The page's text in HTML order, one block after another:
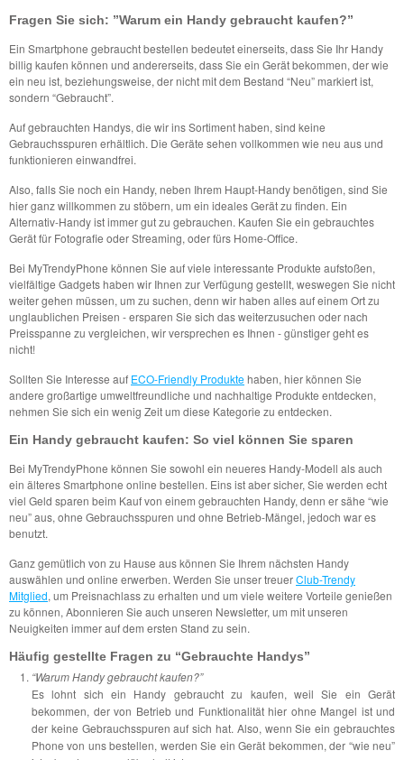
Fragen Sie sich: ”Warum ein Handy gebraucht kaufen?”
Ein Smartphone gebraucht bestellen bedeutet einerseits, dass Sie Ihr Handy
billig kaufen können und andererseits, dass Sie ein Gerät bekommen, der wie
ein neu ist, beziehungsweise, der nicht mit dem Bestand “Neu” markiert ist,
sondern “Gebraucht”.
Auf gebrauchten Handys, die wir ins Sortiment haben, sind keine
Gebrauchsspuren erhältlich. Die Geräte sehen vollkommen wie neu aus und
funktionieren einwandfrei.
Also, falls Sie noch ein Handy, neben Ihrem Haupt-Handy benötigen, sind Sie
hier ganz willkommen zu stöbern, um ein ideales Gerät zu finden. Ein
Alternativ-Handy ist immer gut zu gebrauchen. Kaufen Sie ein gebrauchtes
Gerät für Fotografie oder Streaming, oder fürs Home-Office.
Bei MyTrendyPhone können Sie auf viele interessante Produkte aufstoßen,
vielfältige Gadgets haben wir Ihnen zur Verfügung gestellt, weswegen Sie nicht
weiter gehen müssen, um zu suchen, denn wir haben alles auf einem Ort zu
unglaublichen Preisen - ersparen Sie sich das weiterzusuchen oder nach
Preisspanne zu vergleichen, wir versprechen es Ihnen - günstiger geht es
nicht!
Sollten Sie Interesse auf ECO-Friendly Produktehaben, hier können Sie
andere großartige umweltfreundliche und nachhaltige Produkte entdecken,
nehmen Sie sich ein wenig Zeit um diese Kategorie zu entdecken.
Ein Handy gebraucht kaufen: So viel können Sie sparen
Bei MyTrendyPhone können Sie sowohl ein neueres Handy-Modell als auch
ein älteres Smartphone online bestellen. Eins ist aber sicher, Sie werden echt
viel Geld sparen beim Kauf von einem gebrauchten Handy, denn er sähe “wie
neu” aus, ohne Gebrauchsspuren und ohne Betrieb-Mängel, jedoch war es
benutzt.
Ganz gemütlich von zu Hause aus können Sie Ihrem nächsten Handy
auswählen und online erwerben. Werden Sie unser treuerClub-Trendy
Mitglied, um Preisnachlass zu erhalten und um viele weitere Vorteile genießen
zu können, Abonnieren Sie auch unseren Newsletter, um mit unseren
Neuigkeiten immer auf dem ersten Stand zu sein.
Häufig gestellte Fragen zu “Gebrauchte Handys”
“Warum Handy gebraucht kaufen?”
Es lohnt sich ein Handy gebraucht zu kaufen, weil Sie ein Gerät
bekommen, der von Betrieb und Funktionalität hier ohne Mangel ist und
der keine Gebrauchsspuren auf sich hat. Also, wenn Sie ein gebrauchtes
Phone von uns bestellen, werden Sie ein Gerät bekommen, der “wie neu”